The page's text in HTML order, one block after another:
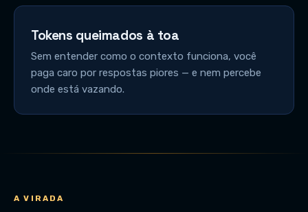
Tokens queimados à toa
Sem entender como o contexto funciona, você
paga caro por respostas piores — e nem percebe
onde está vazando.
A VIRADA